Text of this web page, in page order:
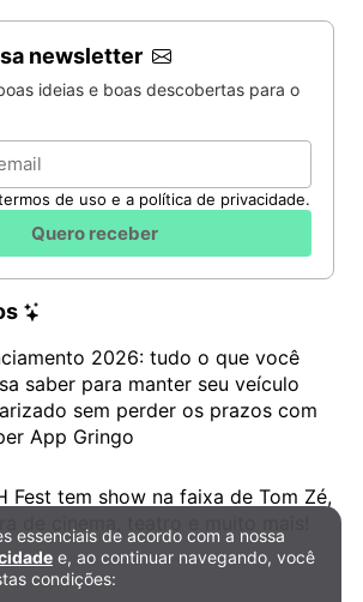
newsletter
ideias e boas descobertas para o
de uso e a política de privacidade.
Quero receber
2026: tudo o que você
saber para manter seu veículo
sem perder os prazos com
App Gringo
Fest tem show na faixa de Tom Zé,
e Cookies
essenciais de acordo com a nossa
e, ao continuar navegando, você
condições: